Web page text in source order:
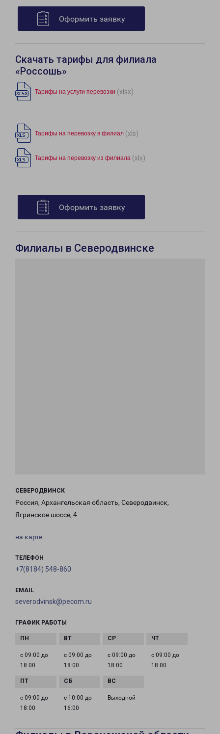
Оформить заявку
Скачать тарифы для филиала
«Россошь»
Тарифы на услуги перевозки (xlsx)
Тарифы на перевозку в филиал (xls)
Тарифы на перевозку из филиала (xls)
Оформить заявку
Филиалы в Северодвинске
СЕВЕРОДВИНСК
Россия, Архангельская область, Северодвинск,
Ягринское шоссе, 4
на карте
ТЕЛЕФОН
+7(8184) 548-860
EMAIL
severodvinsk@pecom.ru
ГРАФИК РАБОТЫ
с 09:00 до
18:00
с 09:00 до
18:00
с 09:00 до
18:00
с 09:00 до
18:00
с 09:00 до
18:00
с 10:00 до
16:00
Выходной